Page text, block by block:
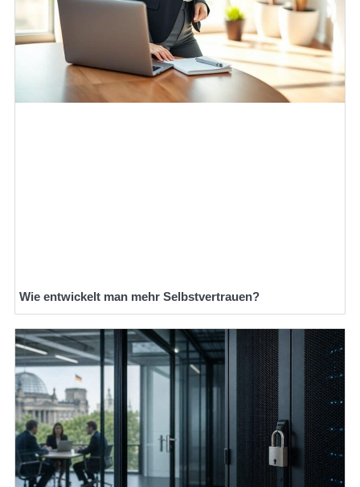
Wie entwickelt man mehr Selbstvertrauen?